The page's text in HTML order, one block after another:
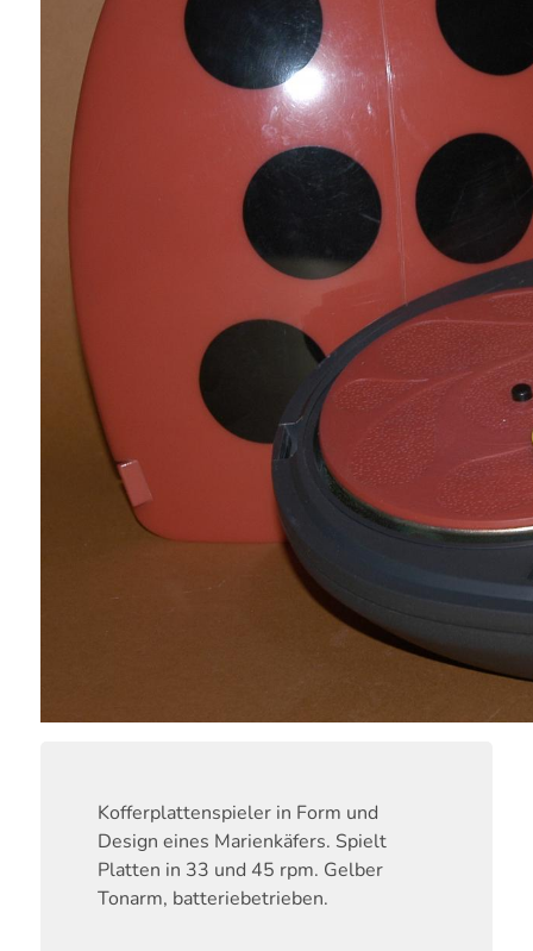
Kofferplattenspieler in Form und
Design eines Marienkäfers. Spielt
Platten in 33 und 45 rpm. Gelber
Tonarm, batteriebetrieben.